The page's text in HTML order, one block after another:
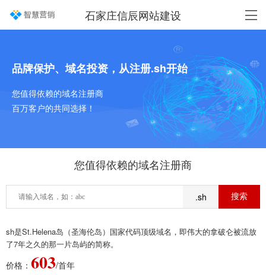
石家庄信辰网站建设
品牌保护、域名投资，从注册.sh开始
您值得依赖的域名注册商
百万客户的共同选择！
您值得依赖的域名注册商
.sh
sh是St.Helena岛（圣海伦岛）国家代码顶级域名，即伟大的拿破仑被流放
了7年之久的那一片岛屿的简称。
价格： 603/首年